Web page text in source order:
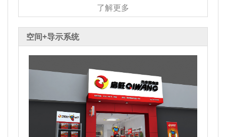
了解更多
空间+导示系统